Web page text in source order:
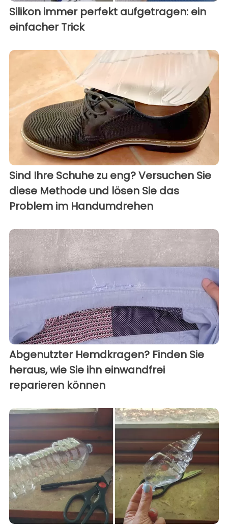
Silikon immer perfekt aufgetragen: ein
einfacher Trick
Sind Ihre Schuhe zu eng? Versuchen Sie
diese Methode und lösen Sie das
Problem im Handumdrehen
Abgenutzter Hemdkragen? Finden Sie
heraus, wie Sie ihn einwandfrei
reparieren können